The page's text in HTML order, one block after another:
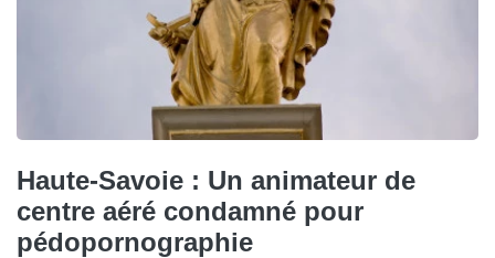
Haute-Savoie : Un animateur de
centre aéré condamné pour
pédopornographie